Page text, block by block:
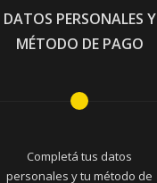
DATOS PERSONALES Y
MÉTODO DE PAGO
Completá tus datos
personales y tu método de